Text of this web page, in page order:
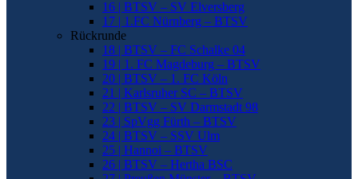
16 | BTSV – SV Elversberg
17 | 1.FC Nürnberg – BTSV
Rückrunde
18 | BTSV – FC Schalke 04
19 | 1. FC Magdeburg – BTSV
20 | BTSV – 1. FC Köln
21 | Karlsruher SC – BTSV
22 | BTSV – SV Darmstadt 98
23 | SpVgg Fürth – BTSV
24 | BTSV – SSV Ulm
25 | Hannoi – BTSV
26 | BTSV – Hertha BSC